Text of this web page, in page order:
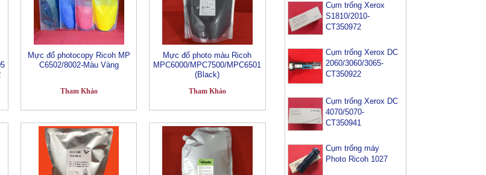
Mực đổ photocopy Ricoh MP
C6502/8002-Màu Vàng
Tham Khảo
Mực đổ photo màu Ricoh
MPC6000/MPC7500/MPC6501
(Black)
Tham Khảo
Cụm trống Xerox
S1810/2010-
CT350972
Cụm trống Xerox DC
2060/3060/3065-
CT350922
Cụm trống Xerox DC
4070/5070-
CT350941
Cụm trống máy
Photo Ricoh 1027